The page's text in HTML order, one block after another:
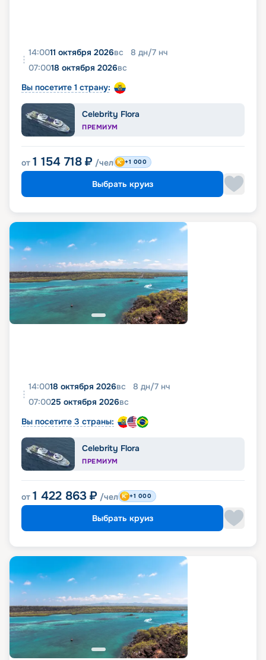
14:0011 октября 2026вс 8 дн/7 нч
07:0018 октября 2026вс
Вы посетите 1 страну:
Celebrity Flora
ПРЕМИУМ
от 1 154 718 ₽ /чел +1 000
Выбрать круиз
14:0018 октября 2026вс 8 дн/7 нч
07:0025 октября 2026вс
Вы посетите 3 страны:
Celebrity Flora
ПРЕМИУМ
от 1 422 863 ₽ /чел +1 000
Выбрать круиз